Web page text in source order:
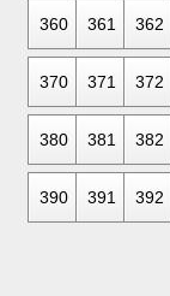
360 361 362
370 371 372
380 381 382
390 391 392